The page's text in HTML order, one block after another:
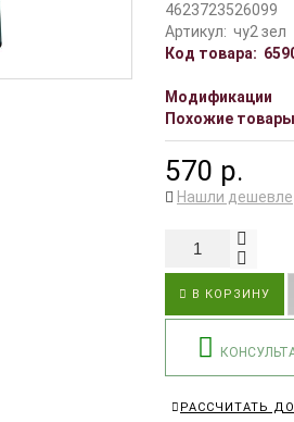
4623723526099
Артикул: чу2 зел
Код товара:
Модификации
Похожие товары
570 р.
Нашли дешевле
В КОРЗИНУ
РАССЧИТАТЬ